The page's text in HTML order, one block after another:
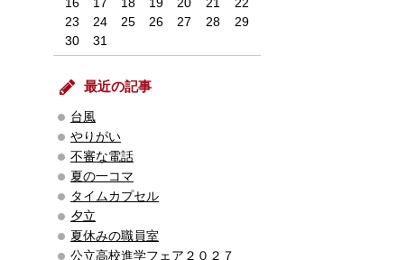
16
17 18 19 20 21
22
23
24 25 26 27 28
29
30
31
最近の記事
台風
やりがい
不審な電話
夏の一コマ
タイムカプセル
夕立
夏休みの職員室
公立高校進学フェア２０２７